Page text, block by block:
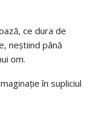
ce dura de
neştiind până
om.
în supliciul